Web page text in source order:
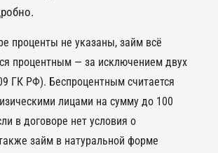
проценты не указаны, займ всё
процентным — за исключением двух
ГК РФ). Беспроцентным считается
лицами на сумму до 100
в договоре нет условия о
займ в натуральной форме